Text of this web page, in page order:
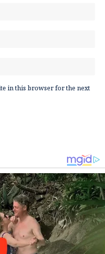
in this browser for the next